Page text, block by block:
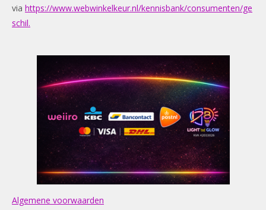
via https://www.webwinkelkeur.nl/kennisbank/consumenten/ge
schil.
Algemene voorwaarden